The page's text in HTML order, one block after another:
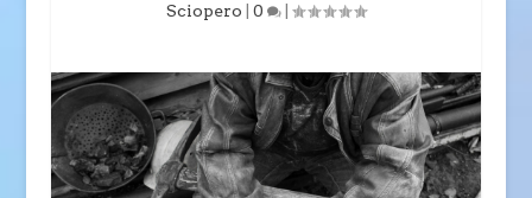
Sciopero
0 |